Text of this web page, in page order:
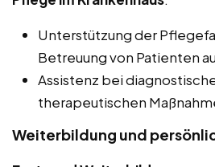
Unterstützung der
Betreuung von Patienten
Assistenz bei
therapeutischen
Weiterbildung und